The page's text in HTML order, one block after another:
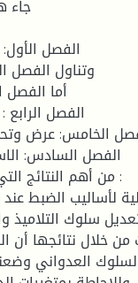
جاء
الفصل الأول:
وتناول الفصل
أما الفصل
الفصل الرابع :
الخامس: عرض
الفصل السادس:
من أهم النتائج
لأساليب الضبط عند
سلوك التلاميذ
خلال نتائجها أن
العدواني